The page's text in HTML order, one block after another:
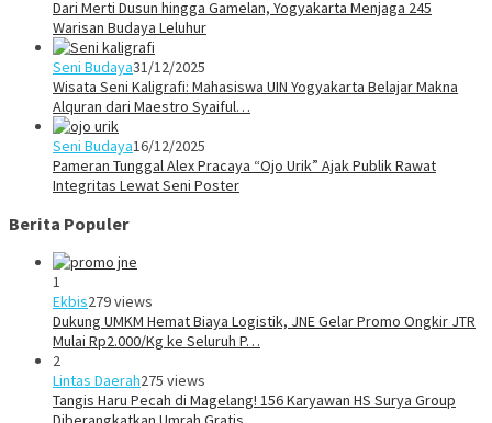
Dari Merti Dusun hingga Gamelan, Yogyakarta Menjaga 245
Warisan Budaya Leluhur
Seni Budaya31/12/2025
Wisata Seni Kaligrafi: Mahasiswa UIN Yogyakarta Belajar Makna
Alquran dari Maestro Syaiful…
Seni Budaya16/12/2025
Pameran Tunggal Alex Pracaya “Ojo Urik” Ajak Publik Rawat
Integritas Lewat Seni Poster
Berita Populer
1
Ekbis279 views
Dukung UMKM Hemat Biaya Logistik, JNE Gelar Promo Ongkir JTR
Mulai Rp2.000/Kg ke Seluruh P…
2
Lintas Daerah275 views
Tangis Haru Pecah di Magelang! 156 Karyawan HS Surya Group